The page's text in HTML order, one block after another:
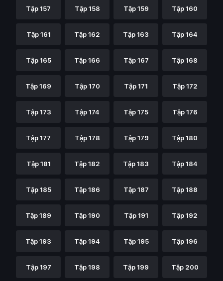
Tập 157 Tập 158 Tập 159 Tập 160
Tập 161 Tập 162 Tập 163 Tập 164
Tập 165 Tập 166 Tập 167 Tập 168
Tập 169 Tập 170 Tập 171 Tập 172
Tập 173 Tập 174 Tập 175 Tập 176
Tập 177 Tập 178 Tập 179 Tập 180
Tập 181 Tập 182 Tập 183 Tập 184
Tập 185 Tập 186 Tập 187 Tập 188
Tập 189 Tập 190 Tập 191 Tập 192
Tập 193 Tập 194 Tập 195 Tập 196
Tập 197 Tập 198 Tập 199 Tập 200